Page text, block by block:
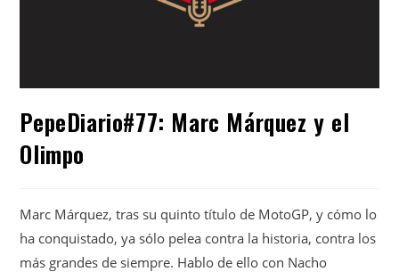
PepeDiario#77: Marc Márquez y el
Olimpo
Marc Márquez, tras su quinto título de MotoGP, y cómo lo
ha conquistado, ya sólo pelea contra la historia, contra los
más grandes de siempre. Hablo de ello con Nacho